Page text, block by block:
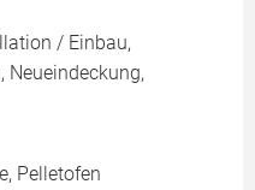
/ Einbau,
Neueindeckung,
Pelletofen